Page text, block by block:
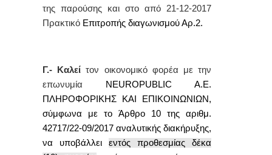
της παρούσης και στο από 21-12-2017
Πρακτικό Επιτροπής διαγωνισμούΑρ.2.
Γ.- Καλεί τον οικονομικό φορέα με την
επωνυμία
NEUROPUBLIC A.E.
ΠΛΗΡΟΦΟΡΙΚΗΣ ΚΑΙ ΕΠΙΚΟΙΝΩΝΙΩΝ,
σύμφωνα με το Άρθρο 10 της αριθμ.
42717/22-09/2017 αναλυτικής διακήρυξης,
να υποβάλλει εντός προθεσμίας δέκα